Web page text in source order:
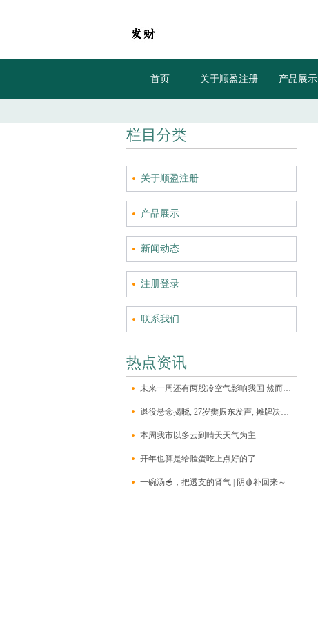
首页 关于顺盈注册 产品展示
栏目分类
关于顺盈注册
产品展示
新闻动态
注册登录
联系我们
热点资讯
未来一周还有两股冷空气影响我国 然而这里的“三九”将暖如初春？
退役悬念揭晓, 27岁樊振东发声, 摊牌决定, 王皓看懂了
本周我市以多云到晴天天气为主
开年也算是给脸蛋吃上点好的了
一碗汤🥣，把透支的肾气 | 阴🩸补回来～